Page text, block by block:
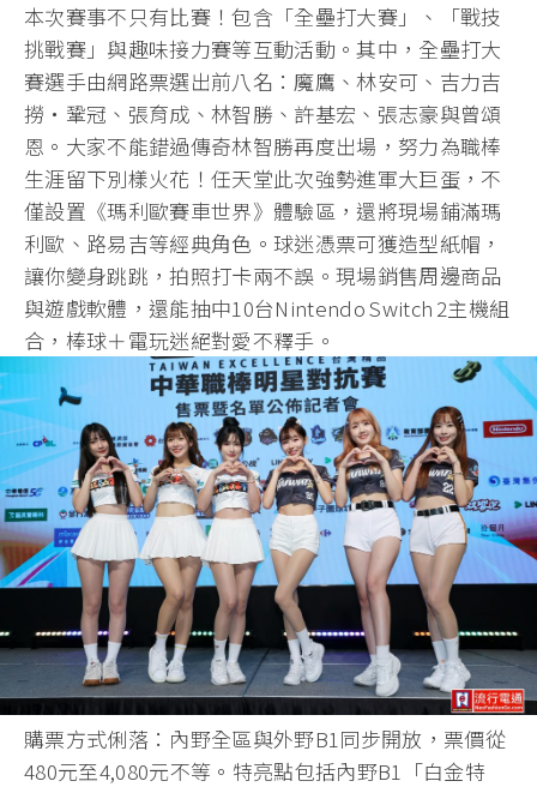
本次賽事不只有比賽！包含「全壘打大賽」、「戰技
挑戰賽」與趣味接力賽等互動活動。其中，全壘打大
賽選手由網路票選出前八名：魔鷹、林安可、吉力吉
撈・鞏冠、張育成、林智勝、許基宏、張志豪與曾頌
恩。大家不能錯過傳奇林智勝再度出場，努力為職棒
生涯留下別樣火花！任天堂此次強勢進軍大巨蛋，不
僅設置《瑪利歐賽車世界》體驗區，還將現場鋪滿瑪
利歐、路易吉等經典角色。球迷憑票可獲造型紙帽，
讓你變身跳跳，拍照打卡兩不誤。現場銷售周邊商品
與遊戲軟體，還能抽中10台Nintendo Switch 2主機組
合，棒球＋電玩迷絕對愛不釋手。
購票方式俐落：內野全區與外野B1同步開放，票價從
480元至4,080元不等。特亮點包括內野B1「白金特